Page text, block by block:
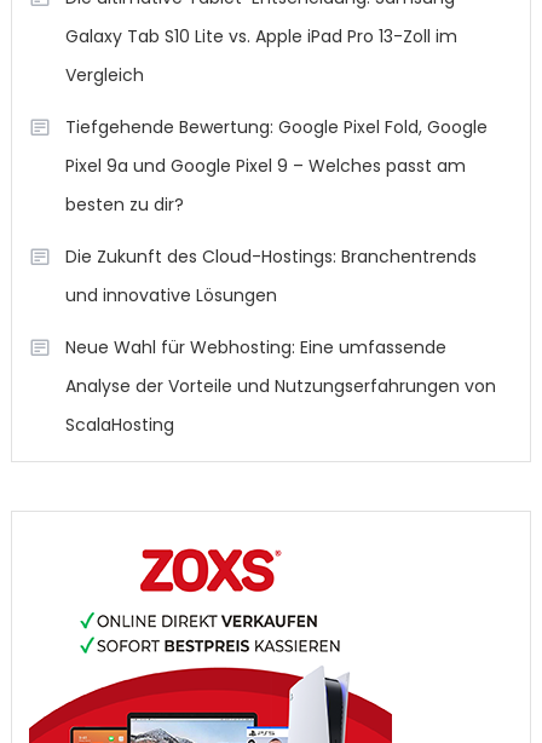
Galaxy Tab S10 Lite vs. Apple iPad Pro 13-Zoll im
Vergleich
Tiefgehende Bewertung: Google Pixel Fold, Google
Pixel 9a und Google Pixel 9 – Welches passt am
besten zu dir?
Die Zukunft des Cloud-Hostings: Branchentrends
und innovative Lösungen
Neue Wahl für Webhosting: Eine umfassende
Analyse der Vorteile und Nutzungserfahrungen von
ScalaHosting